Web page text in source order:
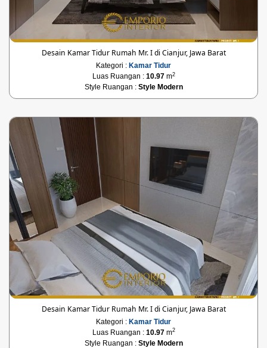
Desain Kamar Tidur Rumah Mr. I di Cianjur, Jawa Barat
Kategori : Kamar Tidur
Luas Ruangan : 10.97m2
Style Ruangan : Style Modern
Desain Kamar Tidur Rumah Mr. I di Cianjur, Jawa Barat
Kategori : Kamar Tidur
Luas Ruangan : 10.97m2
Style Ruangan : Style Modern